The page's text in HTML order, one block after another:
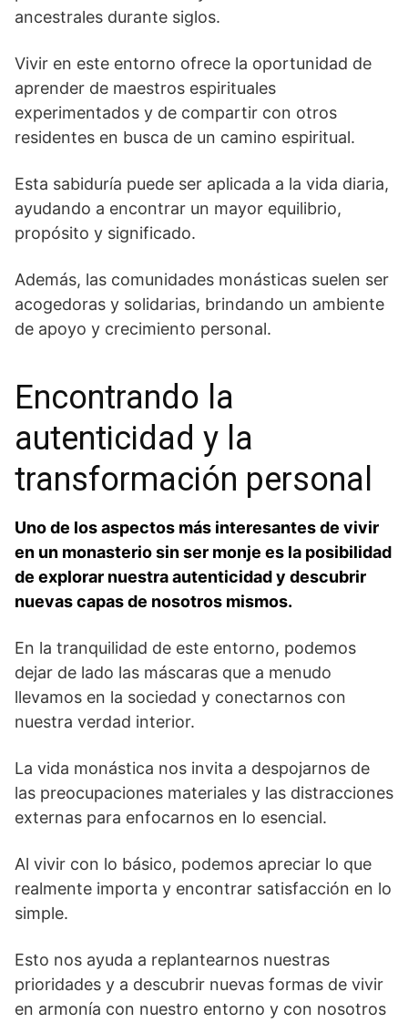
ancestrales ⁢durante siglos.
Vivir en este entorno ofrece la oportunidad de
aprender de maestros espirituales
experimentados y de ‌compartir con ​otros
residentes en busca de un ‌camino espiritual.
Esta sabiduría ‍puede⁤ ser ⁢aplicada a ⁢la vida diaria,
ayudando⁢ a encontrar un mayor equilibrio,
propósito⁢ y significado.‍
Además, ‌las comunidades monásticas suelen​ ser
acogedoras‌ y solidarias, brindando un⁤ ambiente
de apoyo y crecimiento personal.
Encontrando la⁣
autenticidad y la ​
transformación ⁤personal
Uno ⁢de los ⁤aspectos más interesantes de vivir
en un monasterio sin ser monje es la posibilidad‍
de explorar nuestra autenticidad ‌y descubrir
nuevas capas​ de nosotros mismos.
En la tranquilidad de⁢ este entorno, podemos
dejar de⁢ lado las ‍máscaras que a menudo
llevamos en la sociedad ​y conectarnos con ​
nuestra verdad interior.
La vida monástica nos invita a despojarnos de
las preocupaciones materiales y las distracciones
externas para⁤ enfocarnos en lo esencial.
Al vivir ⁢con lo básico, podemos apreciar lo que
realmente importa ⁤y encontrar satisfacción en lo
simple.
Esto‌ nos ayuda a replantearnos nuestras
‌prioridades y a descubrir nuevas ‌formas de vivir
en ⁤armonía ⁢con nuestro entorno y con nosotros